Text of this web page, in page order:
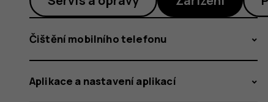
Google?
Čištění mobilního telefonu
Aplikace a nastavení aplikací